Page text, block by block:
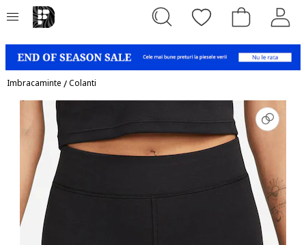
Imbracaminte /Colanti